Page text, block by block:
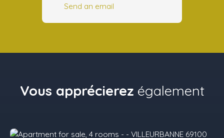
Send an email
Vous apprécierez également